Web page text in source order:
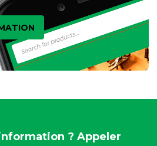
? Appeler